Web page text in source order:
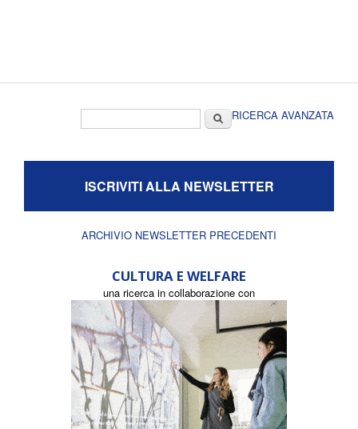
CercaRICERCA AVANZATA
ISCRIVITI ALLA NEWSLETTER
ARCHIVIO NEWSLETTER PRECEDENTI
CULTURA E WELFARE
una ricerca in collaborazione con